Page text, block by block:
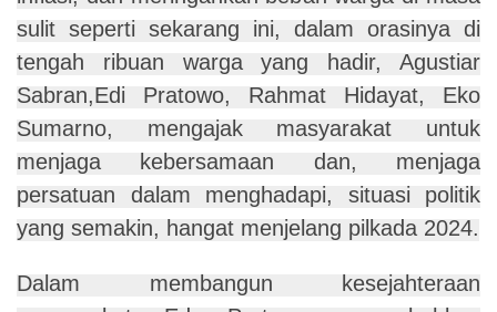
sulit seperti sekarang ini, dalam orasinya di
tengah ribuan warga yang hadir, Agustiar
Sabran,Edi Pratowo, Rahmat Hidayat, Eko
Sumarno, mengajak masyarakat untuk
menjaga kebersamaan dan, menjaga
persatuan dalam menghadapi, situasi politik
yang semakin, hangat menjelang pilkada 2024.
Dalam membangun kesejahteraan